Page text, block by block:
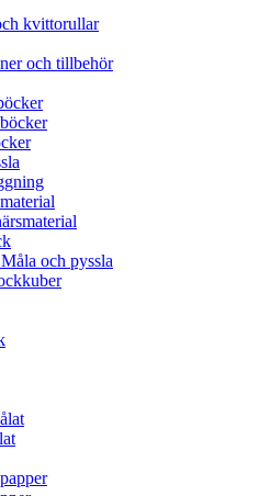
kvittorullar
och tillbehör
och pyssla